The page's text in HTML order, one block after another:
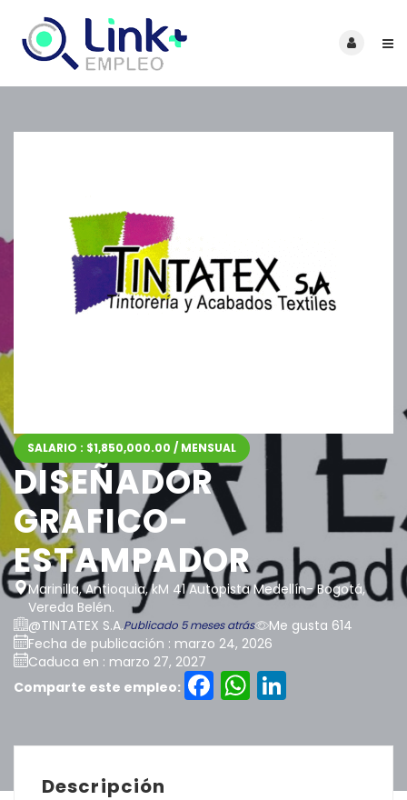
SALARIO : $1,850,000.00 / MENSUAL
DISEÑADOR
GRAFICO-
ESTAMPADOR
Marinilla, Antioquia, kM 41 Autopista Medellín- Bogotá,
Vereda Belén.
@TINTATEX S.A.Publicado 5 meses atrás
Me gusta 614
Fecha de publicación : marzo 24, 2026
Caduca en : marzo 27, 2027
Comparte este empleo:
Facebook
Descripción